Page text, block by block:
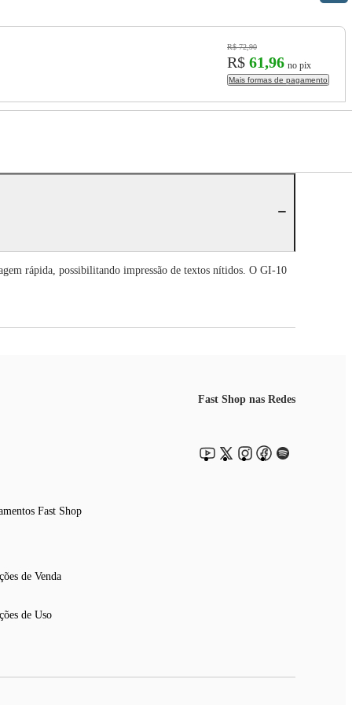
R$ 72,90
R$ 61,96 no pix
Mais formas de pagamento
rápida, possibilitando impressão de textos nítidos. O GI-10
Fast Shop
de Venda
de Uso
Fast Shop nas Redes